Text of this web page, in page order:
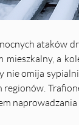
ataków
mieszkalny, a
nie omija
regionów.